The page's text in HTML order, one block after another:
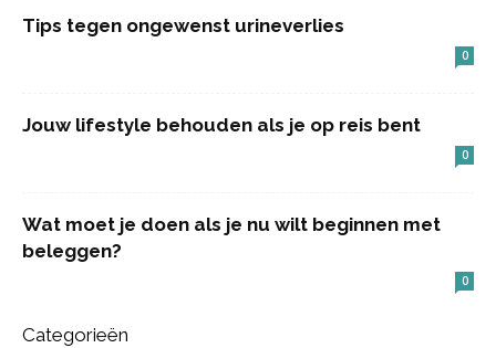
Tips tegen ongewenst urineverlies
0
Jouw lifestyle behouden als je op reis bent
0
Wat moet je doen als je nu wilt beginnen met
beleggen?
0
Categorieën